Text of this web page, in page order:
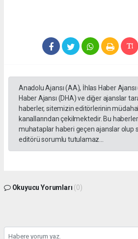
Anadolu Ajansı (AA), İhlas Haber
Haber Ajansı (DHA) ve diğer ajanslar
haberler, sitemizin editörlerinin
kanallarından çekilmektedir. Bu
muhataplar haberi geçen ajanslar olup
editörü sorumlu tutulamaz...
Okuyucu Yorumları (0)